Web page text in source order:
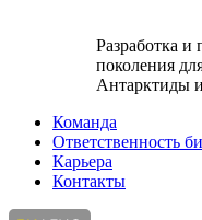
Разработка и
поколения
Антарктиды
Команда
Ответственность
Карьера
Контакты